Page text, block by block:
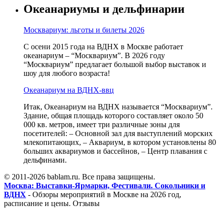
Океанариумы и дельфинарии
Москвариум: льготы и билеты 2026
С осени 2015 года на ВДНХ в Москве работает
океанариум – “Москвариум”. В 2026 году
“Москвариум” предлагает большой выбор выставок и
шоу для любого возраста!
Океанариум на ВДНХ-ввц
Итак, Океанариум на ВДНХ называется “Москвариум”.
Здание, общая площадь которого составляет около 50
000 кв. метров, имеет три различные зоны для
посетителей: – Основной зал для выступлений морских
млекопитающих, – Аквариум, в котором установлены 80
больших аквариумов и бассейнов, – Центр плавания с
дельфинами.
© 2011-2026 bablam.ru. Все права защищены.
Москва: Выставки-Ярмарки, Фестивали. Сокольники и
ВДНХ - Обзоры мероприятий в Москве на 2026 год,
расписание и цены. Отзывы